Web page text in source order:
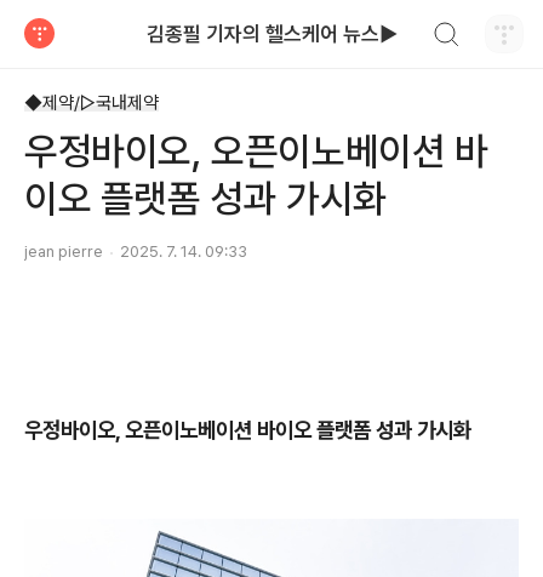
김종필 기자의 헬스케어 뉴스▶
◆제약/▷국내제약
우정바이오, 오픈이노베이션 바
이오 플랫폼 성과 가시화
jean pierre 2025. 7. 14. 09:33
우정바이오, 오픈이노베이션 바이오 플랫폼 성과 가시화